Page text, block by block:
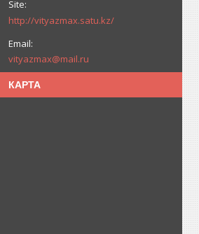
http://vityazmax.satu.kz/
vityazmax@mail.ru
КАРТА